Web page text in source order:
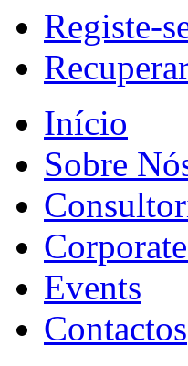
Registe-
Início
Sobre
Events
Contactos